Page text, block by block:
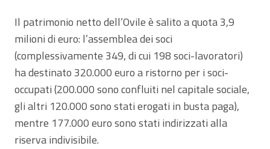
Il patrimonio netto dell’Ovile è salito a quota 3,9
milioni di euro: l’assemblea dei soci
(complessivamente 349, di cui 198 soci-lavoratori)
ha destinato 320.000 euro a ristorno per i soci-
occupati (200.000 sono confluiti nel capitale sociale,
gli altri 120.000 sono stati erogati in busta paga),
mentre 177.000 euro sono stati indirizzati alla
riserva indivisibile.